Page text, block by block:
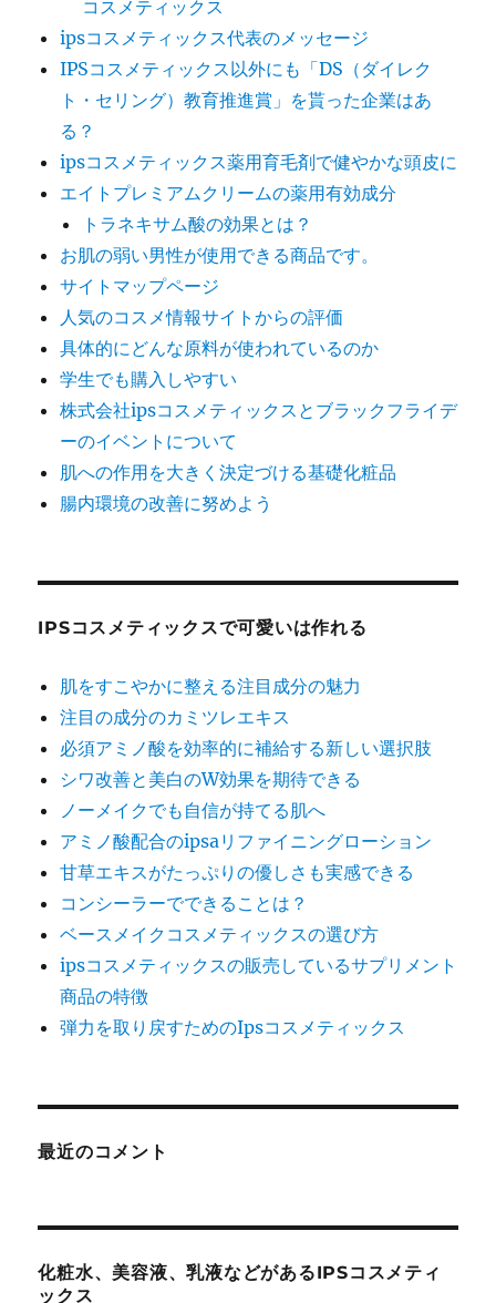
に
コスメティックス
ipsコスメティックス代表のメッセージ
IPSコスメティックス以外にも「DS（ダイレク
ト・セリング）教育推進賞」を貰った企業はあ
る？
ipsコスメティックス薬用育毛剤で健やかな頭皮に
エイトプレミアムクリームの薬用有効成分
トラネキサム酸の効果とは？
お肌の弱い男性が使用できる商品です。
サイトマップページ
人気のコスメ情報サイトからの評価
具体的にどんな原料が使われているのか
学生でも購入しやすい
株式会社ipsコスメティックスとブラックフライデ
ーのイベントについて
肌への作用を大きく決定づける基礎化粧品
腸内環境の改善に努めよう
IPSコスメティックスで可愛いは作れる
肌をすこやかに整える注目成分の魅力
注目の成分のカミツレエキス
必須アミノ酸を効率的に補給する新しい選択肢
シワ改善と美白のW効果を期待できる
ノーメイクでも自信が持てる肌へ
アミノ酸配合のipsaリファイニングローション
甘草エキスがたっぷりの優しさも実感できる
コンシーラーでできることは？
ベースメイクコスメティックスの選び方
ipsコスメティックスの販売しているサプリメント
商品の特徴
弾力を取り戻すためのIpsコスメティックス
最近のコメント
化粧水、美容液、乳液などがあるIPSコスメティ
ックス